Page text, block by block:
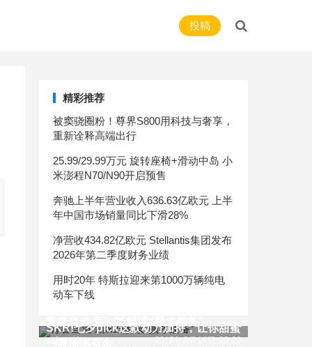
投稿
精彩推荐
被窦骁圈粉！尊界S800用科技与奢享，
重新诠释高端出行
25.99/29.99万元 旋转座椅+滑动中岛 小
米澎程N70/N90开启预售
奔驰上半年营业收入636.63亿欧元 上半
年中国市场销量同比下滑28%
净营收434.82亿欧元 Stellantis集团发布
2026年第二季度财务业绩
用时20年 特斯拉迎来第1000万辆纯电
动车下线
上一篇 2018年8月14日 08:29
SKR!七夕pick这款动力加持，让你甜蜜